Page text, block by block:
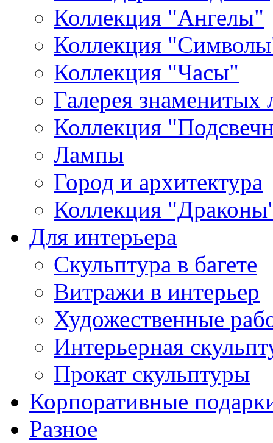
Коллекция "Ангелы"
Коллекция
Коллекция "Часы"
Галерея знаменитых
Коллекция
Лампы
Город и архитектура
Коллекция
Для интерьера
Скульптура в багете
Витражи в интерьер
Художественные
Интерьерная
Прокат скульптуры
Корпоративные
Разное